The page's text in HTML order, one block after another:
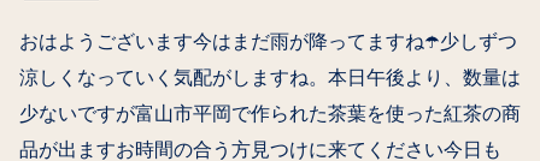
おはようございます今はまだ雨が降ってますね☂️少しずつ
涼しくなっていく気配がしますね。本日午後より、数量は
少ないですが富山市平岡で作られた茶葉を使った紅茶の商
品が出ますお時間の合う方見つけに来てください今日も